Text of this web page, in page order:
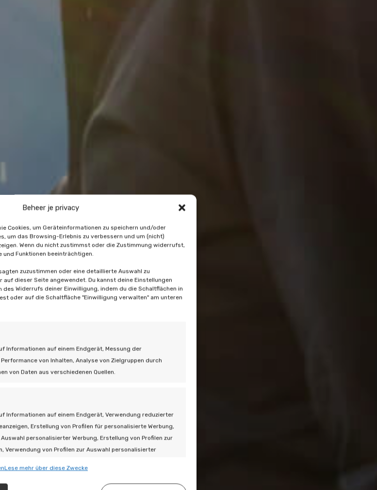
Beheer je privacy
Cookies, um Geräteinformationen zu speichern und/oder
um das Browsing-Erlebnis zu verbessern und um (nicht)
Wenn du nicht zustimmst oder die Zustimmung widerrufst,
und Funktionen beeinträchtigen.
zuzustimmen oder eine detaillierte Auswahl zu
auf dieser Seite angewendet. Du kannst deine Einstellungen
des Widerrufs deiner Einwilligung, indem du die Schaltflächen in
oder auf die Schaltfläche "Einwilligung verwalten" am unteren
Informationen auf einem Endgerät, Messung der
von Inhalten, Analyse von Zielgruppen durch
von Daten aus verschiedenen Quellen.
Informationen auf einem Endgerät, Verwendung reduzierter
Erstellung von Profilen für personalisierte Werbung,
personalisierter Werbung, Erstellung von Profilen zur
Verwendung von Profilen zur Auswahl personalisierter
Lese mehr über diese Zwecke